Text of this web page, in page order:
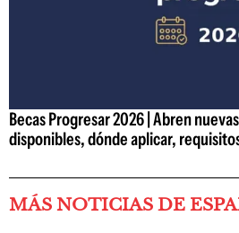
Becas Progresar 2026 | Abren
disponibles, dónde aplicar,
MÁS NOTICIAS DE